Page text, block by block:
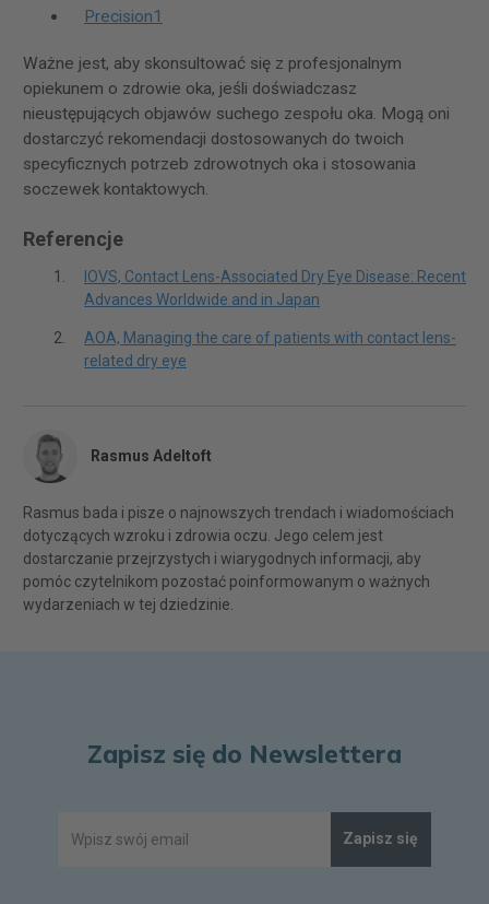
Precision1
Ważne jest, aby skonsultować się z profesjonalnym
opiekunem o zdrowie oka, jeśli doświadczasz
nieustępujących objawów suchego zespołu oka. Mogą oni
dostarczyć rekomendacji dostosowanych do twoich
specyficznych potrzeb zdrowotnych oka i stosowania
soczewek kontaktowych.
Referencje
IOVS, Contact Lens-Associated Dry Eye Disease: Recent
Advances Worldwide and in Japan
AOA, Managing the care of patients with contact lens-
related dry eye
Rasmus Adeltoft
Rasmus bada i pisze o najnowszych trendach i wiadomościach
dotyczących wzroku i zdrowia oczu. Jego celem jest
dostarczanie przejrzystych i wiarygodnych informacji, aby
pomóc czytelnikom pozostać poinformowanym o ważnych
wydarzeniach w tej dziedzinie.
Zapisz się do Newslettera
Zapisz się